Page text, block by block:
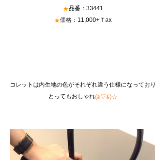
★品番：33441
★価格：11,000+Ｔax
コレットは内生地の色がそれぞれ違う仕様になっており
とってもおしゃれ(≧▽≦)☆